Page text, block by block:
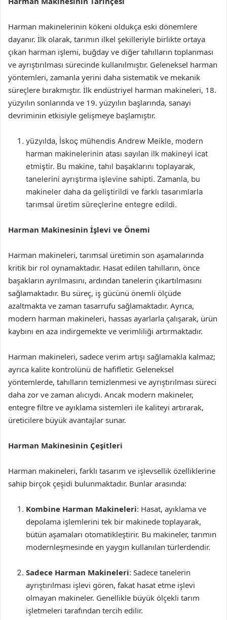
Harman makinelerinin kökeni oldukça eski dönemlere
dayanır. İlk olarak, tarımın ilkel şekilleriyle birlikte ortaya
çıkan harman işlemi, buğday ve diğer tahılların toplanması
ve ayrıştırılması sürecinde kullanılmıştır. Geleneksel harman
yöntemleri, zamanla yerini daha sistematik ve mekanik
süreçlere bırakmıştır. İlk endüstriyel harman makineleri, 18.
yüzyılın sonlarında ve 19. yüzyılın başlarında, sanayi
devriminin etkisiyle gelişmeye başlamıştır.
yüzyılda, İskoç mühendis Andrew Meikle, modern
harman makinelerinin atası sayılan ilk makineyi icat
etmiştir. Bu makine, tahıl başaklarını toplayarak,
tanelerini ayrıştırma işlevine sahipti. Zamanla, bu
makineler daha da geliştirildi ve farklı tasarımlarla
tarımsal üretim süreçlerine entegre edildi.
Harman Makinesinin İşlevi ve Önemi
Harman makineleri, tarımsal üretimin son aşamalarında
kritik bir rol oynamaktadır. Hasat edilen tahılların, önce
başakların ayrılmasını, ardından tanelerin çıkartılmasını
sağlamaktadır. Bu süreç, iş gücünü önemli ölçüde
azaltmakta ve zaman tasarrufu sağlamaktadır. Ayrıca,
modern harman makineleri, hassas ayarlarla çalışarak, ürün
kaybını en aza indirgemekte ve verimliliği artırmaktadır.
Harman makineleri, sadece verim artışı sağlamakla kalmaz;
ayrıca kalite kontrolünü de hafifletir. Geleneksel
yöntemlerde, tahılların temizlenmesi ve ayrıştırılması süreci
daha zor ve zaman alıcıydı. Ancak modern makineler,
entegre filtre ve ayıklama sistemleri ile kaliteyi artırarak,
üreticilere büyük avantajlar sunar.
Harman Makinesinin Çeşitleri
Harman makineleri, farklı tasarım ve işlevsellik özelliklerine
sahip birçok çeşidi bulunmaktadır. Bunlar arasında:
Kombine Harman Makineleri: Hasat, ayıklama ve
depolama işlemlerini tek bir makinede toplayarak,
bütün aşamaları otomatikleştirir. Bu makineler, tarımın
modernleşmesinde en yaygın kullanılan türlerdendir.
Sadece Harman Makineleri: Sadece tanelerin
ayrıştırılması işlevi gören, fakat hasat etme işlevi
olmayan makineler. Genellikle büyük ölçekli tarım
işletmeleri tarafından tercih edilir.